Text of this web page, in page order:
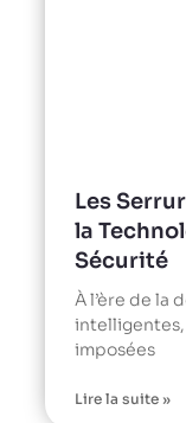
Les
la
Sécurité
À l’ère de la
intelligentes,
imposées
Lire la suite »